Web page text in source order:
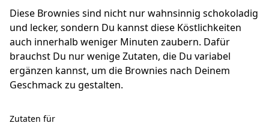
Diese Brownies sind nicht nur wahnsinnig schokoladig
und lecker, sondern Du kannst diese Köstlichkeiten
auch innerhalb weniger Minuten zaubern. Dafür
brauchst Du nur wenige Zutaten, die Du variabel
ergänzen kannst, um die Brownies nach Deinem
Geschmack zu gestalten.
Zutaten für